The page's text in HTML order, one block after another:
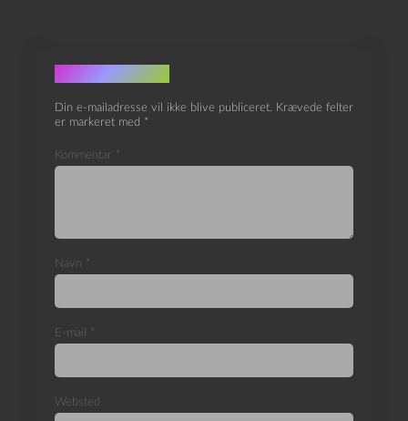
Skriv et svar
Din e-mailadresse vil ikke blive publiceret. Krævede felter
er markeret med *
Kommentar *
Navn *
E-mail *
Websted